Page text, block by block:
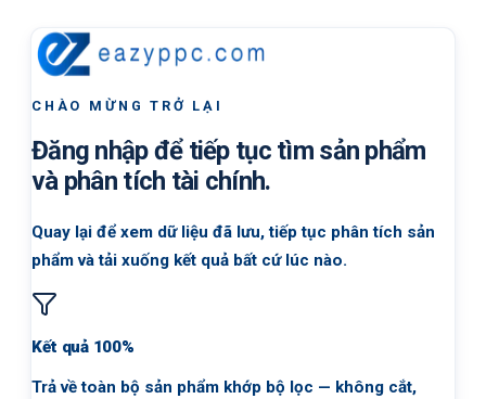
CHÀO MỪNG TRỞ LẠI
Đăng nhập để tiếp tục tìm sản phẩm
và phân tích tài chính.
Quay lại để xem dữ liệu đã lưu, tiếp tục phân tích sản
phẩm và tải xuống kết quả bất cứ lúc nào.
Kết quả 100%
Trả về toàn bộ sản phẩm khớp bộ lọc — không cắt,